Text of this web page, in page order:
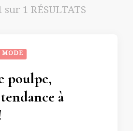
1 RÉSULTATS
MODE
poulpe,
à